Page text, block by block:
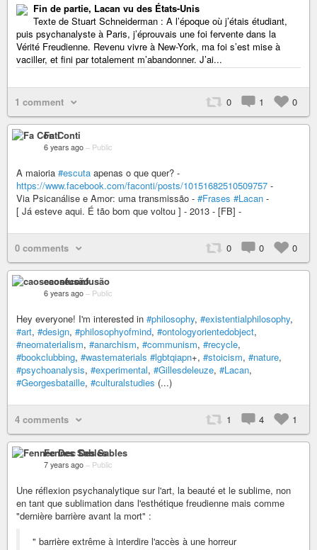
Fin de partie, Lacan vu des États-Unis
Texte de Stuart Schneiderman : A l’époque où j’étais étudiant,
puis psychanalyste à Paris, j’éprouvais une foi fervente dans la
Vérité Freudienne. Revenu vivre à New-York, ma foi s’est mise à
vaciller, et fini par totalement m’abandonner. J’ai...
1 comment 0 1 0
Fa Conti
6 years ago – Public
A maioria #escuta apenas o que quer? -
https://www.facebook.com/faconti/posts/10151682510509757 -
Via Psicanálise e Amor: uma transmissão - #Frases #Lacan -
[ Já esteve aqui. É tão bom que voltou ] - 2013 - [FB] -
0 comments 0 0 0
caoseconfusão
6 years ago – Public
Hey everyone! I'm interested in #philosophy, #existentialphilosophy,
#art, #design, #philosophyofmind, #ontologyorientedobject,
#neomaterialism, #anarchism, #communism, #recycle,
#bookclubbing, #wastematerials #lgbtqiapn+, #stoicism, #nature,
#psychoanalysis, #experimental, #Gillesdeleuze, #Lacan,
#Georgesbataille, #culturalstudies (...)
4 comments 1 4 1
Fennec Des Sables
7 years ago – Public
Une réflexion psychanalytique sur l'art, la beauté et le sublime, non
en tant que sublimation dans l'esthétique freudienne mais comme
"dernière barrière avant la mort" :
" barrière extrême à interdire l'accès à une horreur